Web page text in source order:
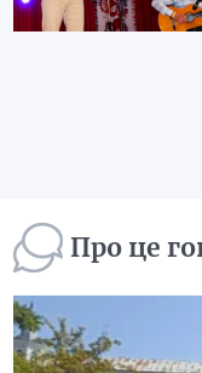
Про це